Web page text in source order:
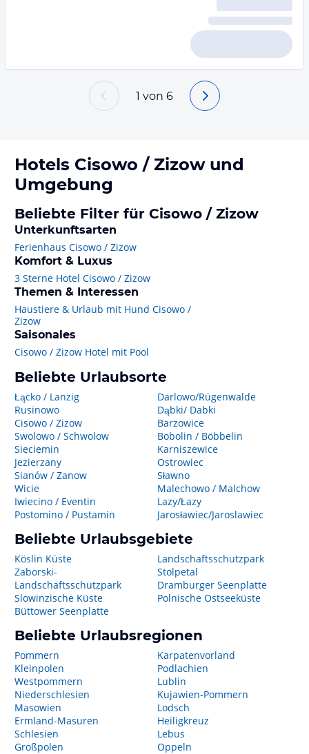
1 von 6
Hotels Cisowo / Zizowund
Umgebung
Beliebte Filter für Cisowo / Zizow
Unterkunftsarten
Ferienhaus Cisowo / Zizow
Komfort & Luxus
3 Sterne Hotel Cisowo / Zizow
Themen & Interessen
Haustiere & Urlaub mit Hund Cisowo /
Zizow
Saisonales
Cisowo / Zizow Hotel mit Pool
Beliebte Urlaubsorte
Łącko / Lanzig
Rusinowo
Cisowo / Zizow
Swolowo / Schwolow
Sieciemin
Jezierzany
Sianów / Zanow
Wicie
Iwiecino / Eventin
Postomino / Pustamin
Darlowo/Rügenwalde
Dąbki/ Dabki
Barzowice
Bobolin / Böbbelin
Karniszewice
Ostrowiec
Sławno
Malechowo / Malchow
Lazy/Łazy
Jarosławiec/Jaroslawiec
Beliebte Urlaubsgebiete
Köslin Küste
Zaborski-
Landschaftsschutzpark
Slowinzische Küste
Büttower Seenplatte
Landschaftsschutzpark
Stolpetal
Dramburger Seenplatte
Polnische Ostseeküste
Beliebte Urlaubsregionen
Pommern
Kleinpolen
Westpommern
Niederschlesien
Masowien
Ermland-Masuren
Schlesien
Großpolen
Karpatenvorland
Podlachien
Lublin
Kujawien-Pommern
Lodsch
Heiligkreuz
Lebus
Oppeln